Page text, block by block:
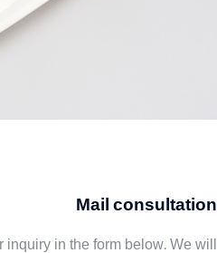
Mail consultation
inquiry in the form below. We will